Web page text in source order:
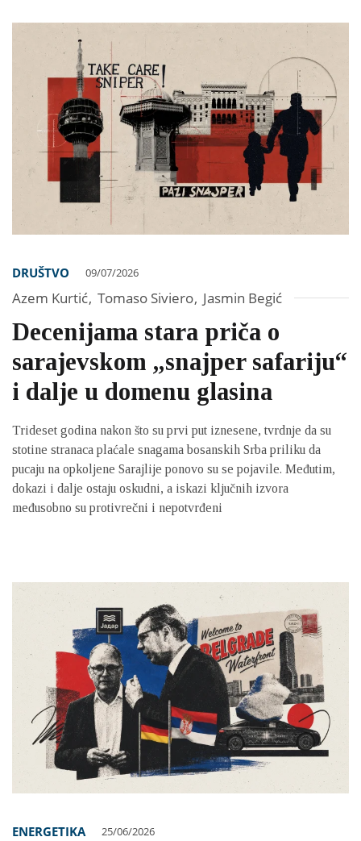
DRUŠTVO 09/07/2026
Azem Kurtić, Tomaso Siviero, Jasmin Begić
Decenijama stara priča o
sarajevskom „snajper safariju“
i dalje u domenu glasina
Trideset godina nakon što su prvi put iznesene, tvrdnje da su
stotine stranaca plaćale snagama bosanskih Srba priliku da
pucaju na opkoljene Sarajlije ponovo su se pojavile. Međutim,
dokazi i dalje ostaju oskudni, a iskazi ključnih izvora
međusobno su protivrečni i nepotvrđeni
ENERGETIKA 25/06/2026